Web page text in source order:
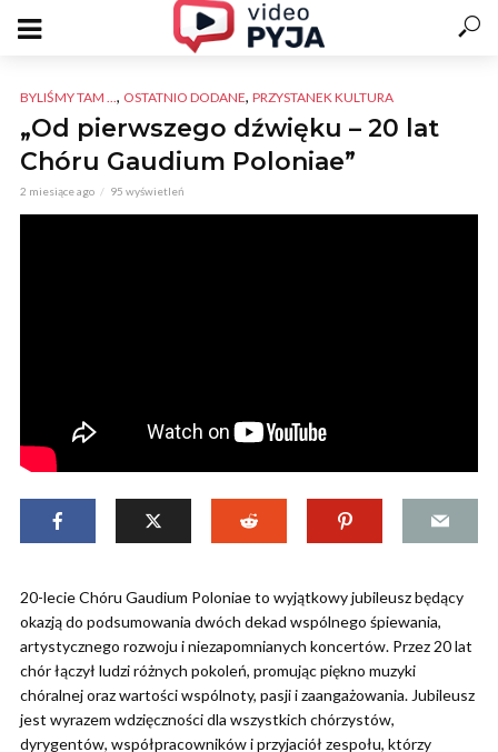
BYLIŚMY TAM ..., OSTATNIO DODANE, PRZYSTANEK KULTURA
„Od pierwszego dźwięku – 20 lat
Chóru Gaudium Poloniae”
2 miesiące ago 95 wyświetleń
20-lecie Chóru Gaudium Poloniae to wyjątkowy jubileusz będący
okazją do podsumowania dwóch dekad wspólnego śpiewania,
artystycznego rozwoju i niezapomnianych koncertów. Przez 20 lat
chór łączył ludzi różnych pokoleń, promując piękno muzyki
chóralnej oraz wartości wspólnoty, pasji i zaangażowania. Jubileusz
jest wyrazem wdzięczności dla wszystkich chórzystów,
dyrygentów, współpracowników i przyjaciół zespołu, którzy